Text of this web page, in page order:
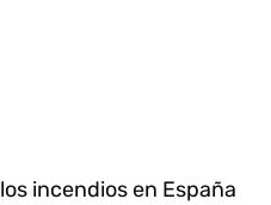
incendios en España